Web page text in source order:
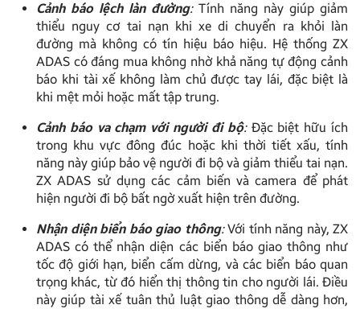
Cảnh báo lệch làn đường:Tính năng này giúp giảm
thiểu nguy cơ tai nạn khi xe di chuyển ra khỏi làn
đường mà không có tín hiệu báo hiệu. Hệ thống ZX
ADAS có đáng mua không nhờ khả năng tự động cảnh
báo khi tài xế không làm chủ được tay lái, đặc biệt là
khi mệt mỏi hoặc mất tập trung.
Cảnh báo va chạm với người đi bộ:Đặc biệt hữu ích
trong khu vực đông đúc hoặc khi thời tiết xấu, tính
năng này giúp bảo vệ người đi bộ và giảm thiểu tai nạn.
ZX ADAS sử dụng các cảm biến và camera để phát
hiện người đi bộ bất ngờ xuất hiện trên đường.
Nhận diện biển báo giao thông:Với tính năng này, ZX
ADAS có thể nhận diện các biển báo giao thông như
tốc độ giới hạn, biển cấm dừng, và các biển báo quan
trọng khác, từ đó hiển thị thông tin cho người lái. Điều
này giúp tài xế tuân thủ luật giao thông dễ dàng hơn,